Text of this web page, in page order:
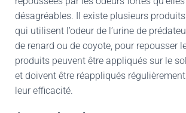
désagréables. Il existe plusieurs
qui utilisent l’odeur de l’urine de
de renard ou de coyote, pour repousser
produits peuvent être appliqués sur le
et doivent être réappliqués
leur efficacité.